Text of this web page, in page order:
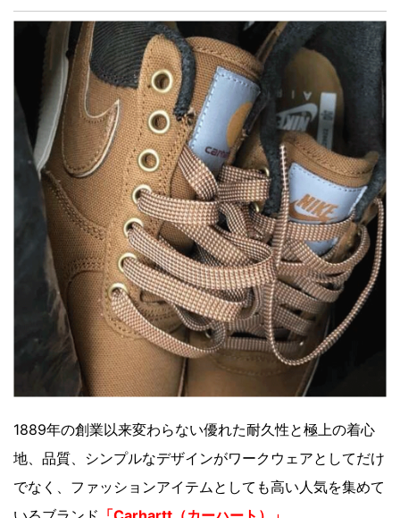
1889年の創業以来変わらない優れた耐久性と極上の着心
地、品質、シンプルなデザインがワークウェアとしてだけ
でなく、ファッションアイテムとしても高い人気を集めて